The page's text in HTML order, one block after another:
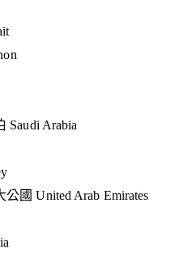
Saudi Arabia
國 United Arab Emirates